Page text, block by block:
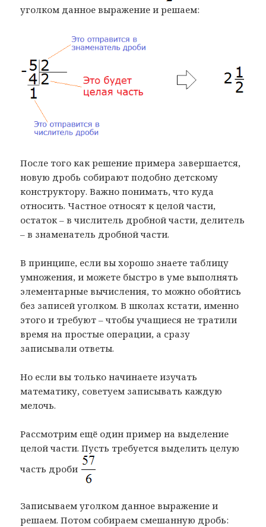
уголком данное выражение и решаем:
После того как решение примера завершается,
новую дробь собирают подобно детскому
конструктору. Важно понимать, что куда
относить. Частное относят к целой части,
остаток – в числитель дробной части, делитель
– в знаменатель дробной части.
В принципе, если вы хорошо знаете таблицу
умножения, и можете быстро в уме выполнять
элементарные вычисления, то можно обойтись
без записей уголком. В школах кстати, именно
этого и требуют – чтобы учащиеся не тратили
время на простые операции, а сразу
записывали ответы.
Но если вы только начинаете изучать
математику, советуем записывать каждую
мелочь.
Рассмотрим ещё один пример на выделение
целой части. Пусть требуется выделить целую
часть дроби
Записываем уголком данное выражение и
решаем. Потом собираем смешанную дробь: